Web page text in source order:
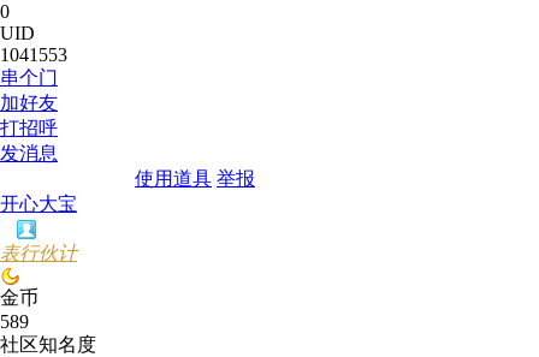
0
UID
1041553
串个门
加好友
打招呼
发消息
使用道具 举报
开心大宝
表行伙计
金币
589
社区知名度